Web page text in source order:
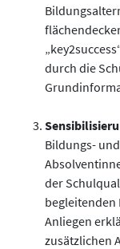
durch die
Bildungs-
der
Anliegen
zusätzlichen